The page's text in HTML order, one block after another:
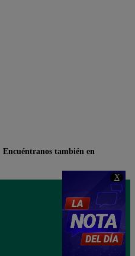
X
Encuéntranos también en